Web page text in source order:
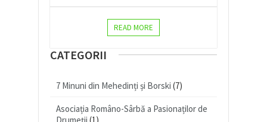
READ MORE
CATEGORII
7 Minuni din Mehedinți și Borski (7)
Asociația Româno-Sârbă a Pasionaților de